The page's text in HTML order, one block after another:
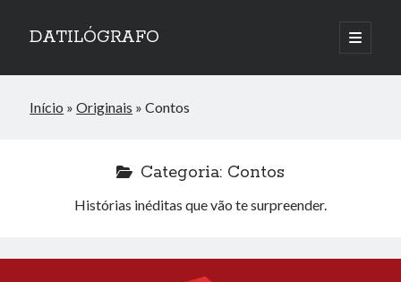
DATILÓGRAFO
abrir
o
Início »Originais »Contos
Categoria: Contos
Histórias inéditas que vão te surpreender.